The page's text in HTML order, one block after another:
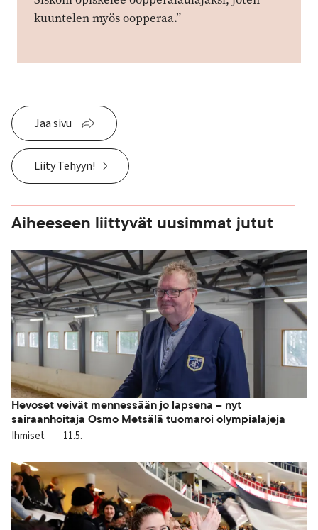
kuuntelen myös oopperaa.”
Jaa sivu
Liity Tehyyn!
Aiheeseen liittyvät uusimmat jutut
Hevoset veivät mennessään jo lapsena – nyt
sairaanhoitaja Osmo Metsälä tuomaroi olympialajeja
Ihmiset 11.5.